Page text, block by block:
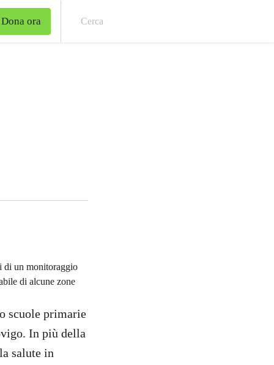
Dona ora
di un monitoraggio
di alcune zone
scuole primarie
In più della
salute in